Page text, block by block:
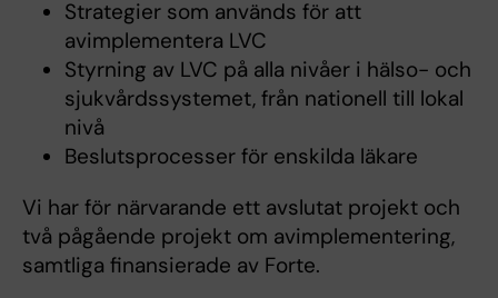
Strategier som används för att
avimplementera LVC
Styrning av LVC på alla nivåer i hälso- och
sjukvårdssystemet, från nationell till lokal
nivå
Beslutsprocesser för enskilda läkare
Vi har för närvarande ett avslutat projekt och
två pågående projekt om avimplementering,
samtliga finansierade av Forte.